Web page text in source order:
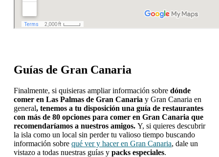
Guías de Gran Canaria
Finalmente, si quisieras ampliar información sobre dónde
comer en Las Palmas de Gran Canaria y Gran Canaria en
general, tenemos a tu disposición una guía de restaurantes
con más de 80 opciones para comer en Gran Canaria que
recomendaríamos a nuestros amigos. Y, si quieres descubrir
la isla como un local sin perder tu valioso tiempo buscando
información sobre qué ver y hacer en Gran Canaria, dale un
vistazo a todas nuestras guías y packs especiales.